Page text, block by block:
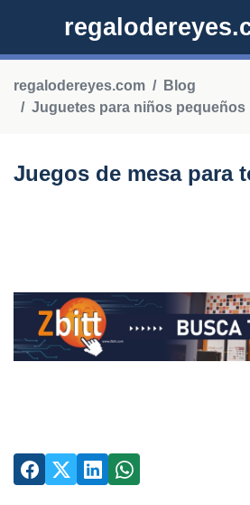
regalodereyes.com
Blog
Juguetes para niños pequeños
Juegos de mesa para